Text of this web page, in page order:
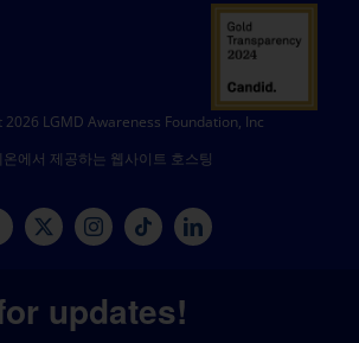
LGMD Awareness Foundation, Inc
온에서 제공하는 웹사이트 호스팅
updates!